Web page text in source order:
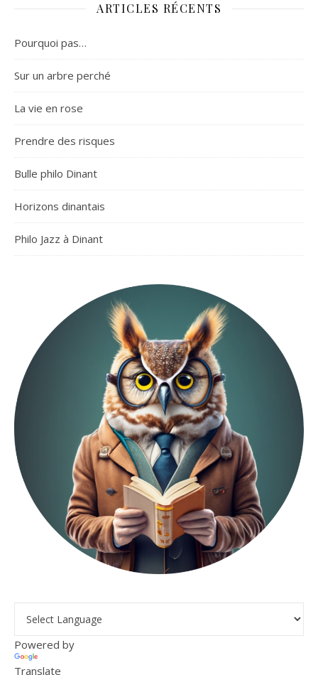
ARTICLES RÉCENTS
Pourquoi pas…
Sur un arbre perché
La vie en rose
Prendre des risques
Bulle philo Dinant
Horizons dinantais
Philo Jazz à Dinant
Powered by
Translate